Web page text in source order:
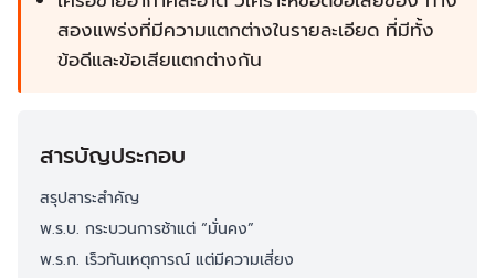
สองแพร่งที่มีความแตกต่างในรายละเอียด ที่มีทั้ง
ข้อดีและข้อเสียแตกต่างกัน
สารบัญประกอบ
สรุปสาระสำคัญ
พ.ร.บ. กระบวนการช้าแต่ “มั่นคง”
พ.ร.ก. เร็วทันเหตุการณ์ แต่มีความเสี่ยง